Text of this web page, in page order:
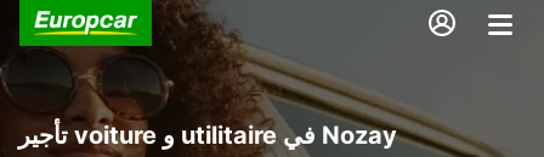
تأجير voiture و utilitaire في Nozay